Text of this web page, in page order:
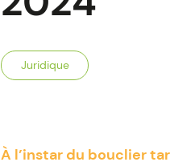
Juridique
À l’instar du bouclier